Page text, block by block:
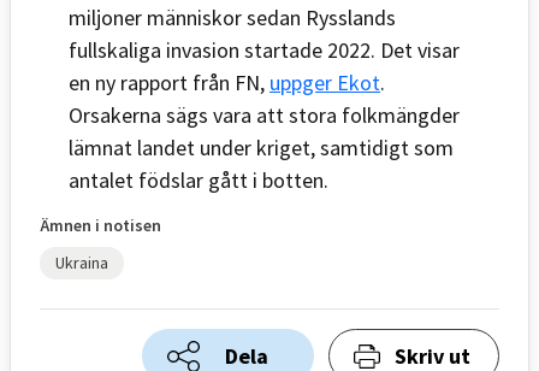
miljoner människor sedan Rysslands
fullskaliga invasion startade 2022. Det visar
en ny rapport från FN, uppger Ekot.
Orsakerna sägs vara att stora folkmängder
lämnat landet under kriget, samtidigt som
antalet födslar gått i botten.
Ämnen i notisen
Ukraina
Dela Skriv ut